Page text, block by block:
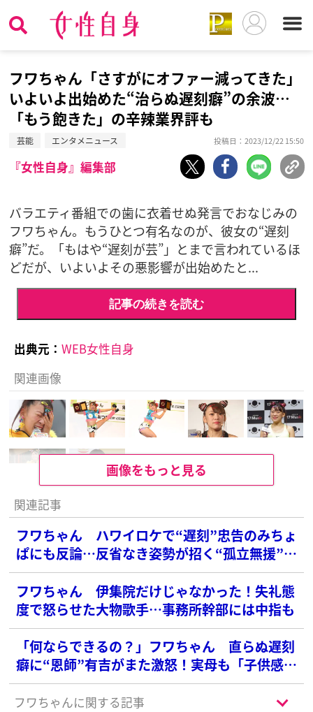
フワちゃん「さすがにオファー減ってきた」
いよいよ出始めた“治らぬ遅刻癖”の余波…
「もう飽きた」の辛辣業界評も
芸能 エンタメニュース 投稿日：2023/12/22 15:50
『女性自身』編集部
バラエティ番組での歯に衣着せぬ発言でおなじみの
フワちゃん。もうひとつ有名なのが、彼女の“遅刻
癖”だ。「もはや“遅刻が芸”」とまで言われているほ
どだが、いよいよその悪影響が出始めたと...
記事の続きを読む
出典元： WEB女性自身
関連画像
画像をもっと見る
関連記事
フワちゃん ハワイロケで“遅刻”忠告のみちょ
ぱにも反論…反省なき姿勢が招く“孤立無援”の
危機
フワちゃん 伊集院だけじゃなかった！失礼態
度で怒らせた大物歌手…事務所幹部には中指も
「何ならできるの？」フワちゃん 直らぬ遅刻
癖に“恩師”有吉がまた激怒！実母も「子供感覚
のまま」と過去に忠告
フワちゃんに関する記事